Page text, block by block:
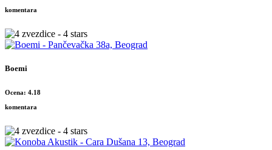
komentara
Boemi
Ocena: 4.18
komentara